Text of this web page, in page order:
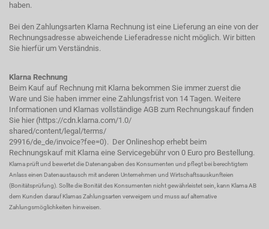
haben.
Bei den Zahlungsarten Klarna Rechnung ist eine Lieferung an eine von der
Rechnungsadresse abweichende Lieferadresse nicht möglich. Wir bitten
Sie hierfür um Verständnis.
Klarna Rechnung
Beim Kauf auf Rechnung mit Klarna bekommen Sie immer zuerst die
Ware und Sie haben immer eine Zahlungsfrist von 14 Tagen. Weitere
Informationen und Klarnas vollständige AGB zum Rechnungskauf finden
Sie hier (https://cdn.klarna.com/1.0/
shared/content/legal/terms/
29916/de_de/invoice?fee=0). Der Onlineshop erhebt beim
Rechnungskauf mit Klarna eine Servicegebühr von 0 Euro pro Bestellung.
Klarna prüft und bewertet die Datenangaben des Konsumenten und pflegt bei berechtigtem
Anlass einen Datenaustausch mit anderen Unternehmen und Wirtschaftsauskunfteien
(Bonitätsprüfung). Sollte die Bonität des Konsumenten nicht gewährleistet sein, kann Klarna AB
dem Kunden darauf Klarnas Zahlungsarten verweigern und muss auf alternative
Zahlungsmöglichkeiten hinweisen.